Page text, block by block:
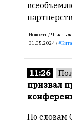
Новость /Чтиать
31.05.2024 /
11:26
призвал
По словам